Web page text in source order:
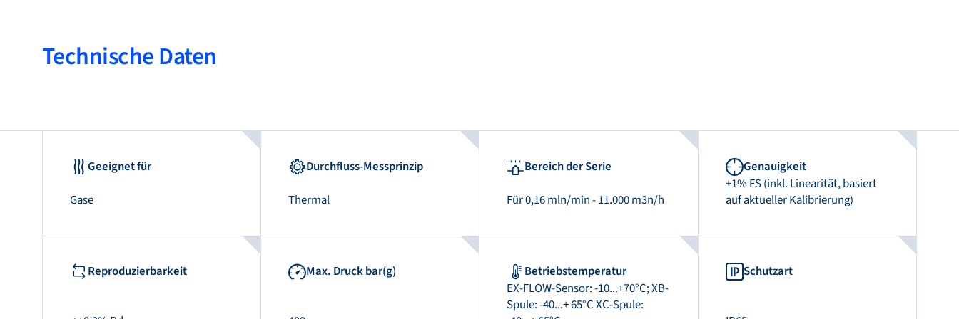
Technische Daten
Geeignet für
Gase
Durchfluss-Messprinzip
Thermal
Bereich der Serie
Für 0,16 mln/min - 11.000 m3n/h
Genauigkeit
±1% FS (inkl. Linearität, basiert
auf aktueller Kalibrierung)
Reproduzierbarkeit Max. Druck bar(g)
Betriebstemperatur
EX-FLOW-Sensor: -10...+70°C; XB-
Spule: -40...+ 65°C XC-Spule:
Schutzart